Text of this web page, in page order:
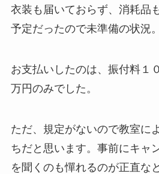
衣装も届いておらず、消耗品
予定だったので未準備の状況。
お支払いしたのは、振付料１
万円のみでした。
ただ、規定がないので教室に
ちだと思います。事前にキャ
を聞くのも憚れるのが正直な